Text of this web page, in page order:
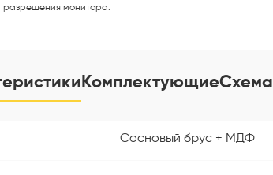
разрешения монитора.
КомплектующиеСхема
Сосновый брус + МДФ